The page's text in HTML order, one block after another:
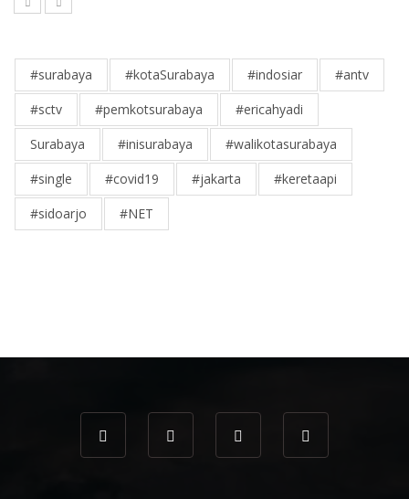
#surabaya #kotaSurabaya #indosiar
#antv
#sctv
#pemkotsurabaya
#ericahyadi
Surabaya
#inisurabaya
#walikotasurabaya
#single
#covid19 #jakarta
#keretaapi
#sidoarjo
#NET